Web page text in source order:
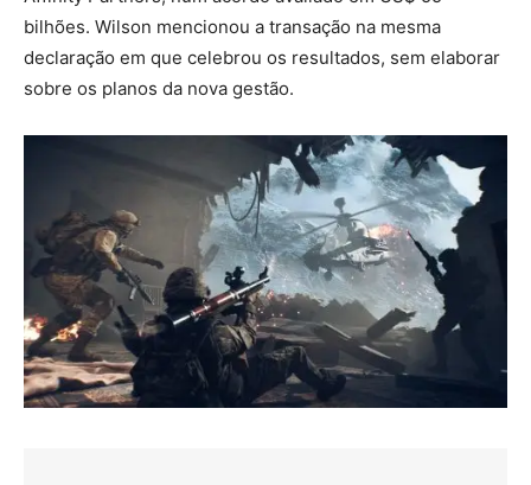
bilhões. Wilson mencionou a transação na mesma
declaração em que celebrou os resultados, sem elaborar
sobre os planos da nova gestão.